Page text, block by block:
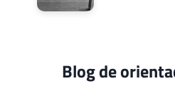
Blog de